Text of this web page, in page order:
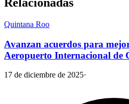
Quintana Roo
Avanzan acuerdos para
Aeropuerto Internacional de
17 de diciembre de 2025·